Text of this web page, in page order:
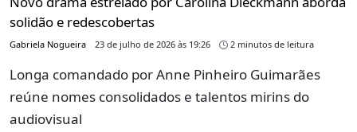
solidão e redescobertas
Gabriela Nogueira 23 de julho de 2026 às 19:26 2 minutos de leitura
Longa comandado por Anne Pinheiro Guimarães
reúne nomes consolidados e talentos mirins do
audiovisual